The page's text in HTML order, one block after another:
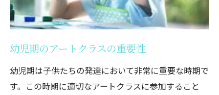
幼児期のアートクラスの重要性
幼児期は子供たちの発達において非常に重要な時期で
す。この時期に適切なアートクラスに参加すること